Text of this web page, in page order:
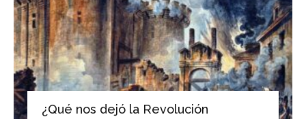
¿Qué nos dejó la Revolución